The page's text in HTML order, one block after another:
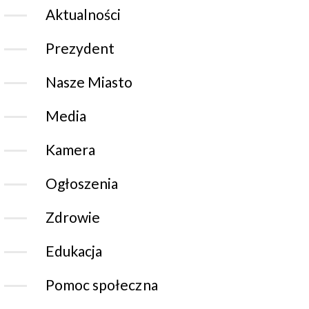
Aktualności
Prezydent
Nasze Miasto
Media
Kamera
Ogłoszenia
Zdrowie
Edukacja
Pomoc społeczna